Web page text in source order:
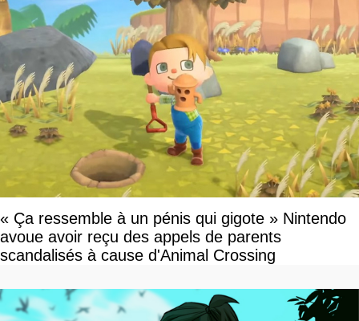
« Ça ressemble à un pénis qui gigote » Nintendo
avoue avoir reçu des appels de parents
scandalisés à cause d'Animal Crossing